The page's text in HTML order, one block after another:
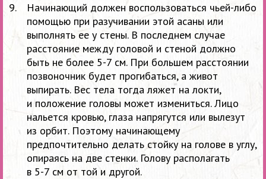
Начинающий должен воспользоваться чьей-либо
помощью при разучивании этой асаны или
выполнять ее у стены. В последнем случае
расстояние между головой и стеной должно
быть не более 5-7 см.При большем расстоянии
позвоночник будет прогибаться, а живот
выпирать. Вес тела тогда ляжет на локти,
и положение головы может измениться. Лицо
нальется кровью, глаза напрягутся или вылезут
из орбит. Поэтому начинающему
предпочтительно делать стойку на голове в углу,
опираясь на две стенки. Голову располагать
в 5-7 см от той и другой.